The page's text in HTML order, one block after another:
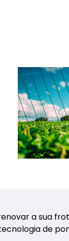
a sua
de